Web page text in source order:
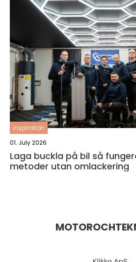
inspiration
01. July 2026
Laga buckla på bil så fungerar smarta
metoder utan omlackering